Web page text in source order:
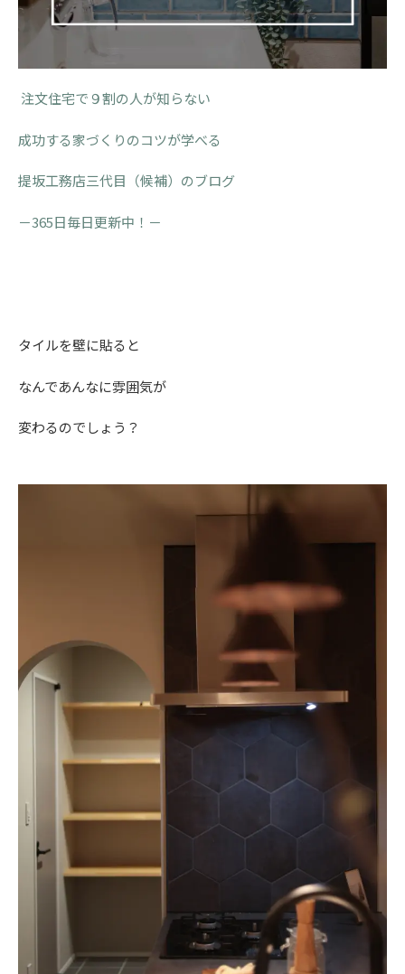
注文住宅で９割の人が知らない
成功する家づくりのコツが学べる
提坂工務店三代目（候補）のブログ
－365日毎日更新中！－
タイルを壁に貼ると
なんであんなに雰囲気が
変わるのでしょう？